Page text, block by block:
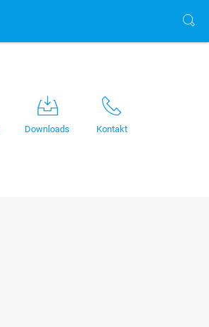
Downloads Kontakt